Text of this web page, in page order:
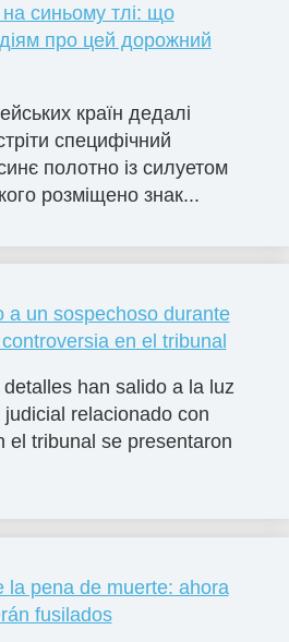
синьому тлі: що
про цей дорожний
країн дедалі
специфічний
полотно із силуетом
розміщено знак...
a un sospechoso durante
en el tribunal
han salido a la luz
relacionado con
el tribunal se presentaron
la pena de muerte: ahora
fusilados